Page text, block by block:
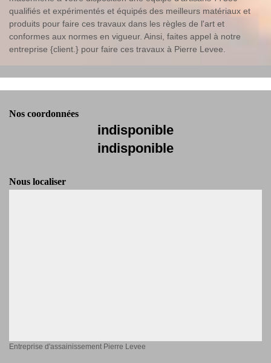
qualifiés et expérimentés et équipés des meilleurs matériaux et
produits pour faire ces travaux dans les règles de l'art et
conformes aux normes en vigueur. Ainsi, faites appel à notre
entreprise {client.} pour faire ces travaux à Pierre Levee.
Nos coordonnées
indisponible
indisponible
Nous localiser
Entreprise d'assainissement Pierre Levee